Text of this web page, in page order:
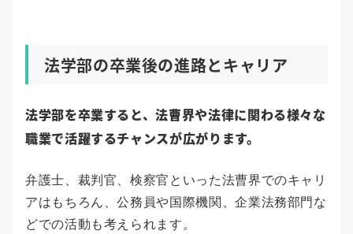
法学部の卒業後の進路とキャリア
法学部を卒業すると、法曹界や法律に関わる様々な
職業で活躍するチャンスが広がります。
弁護士、裁判官、検察官といった法曹界でのキャリ
アはもちろん、公務員や国際機関、企業法務部門な
どでの活動も考えられます。